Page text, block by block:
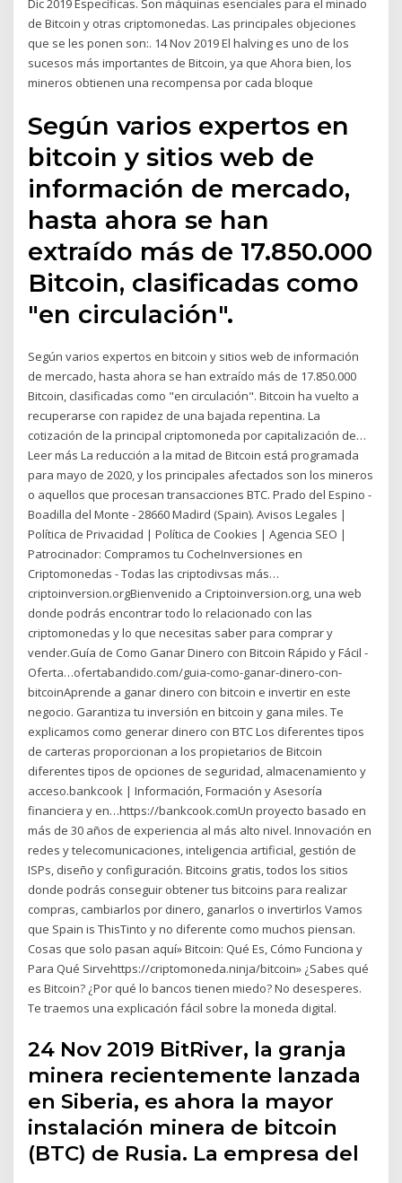
Dic 2019 Específicas. Son máquinas esenciales para el minado
de Bitcoin y otras criptomonedas. Las principales objeciones
que se les ponen son:. 14 Nov 2019 El halving es uno de los
sucesos más importantes de Bitcoin, ya que Ahora bien, los
mineros obtienen una recompensa por cada bloque
Según varios expertos en
bitcoin y sitios web de
información de mercado,
hasta ahora se han
extraído más de 17.850.000
Bitcoin, clasificadas como
"en circulación".
Según varios expertos en bitcoin y sitios web de información
de mercado, hasta ahora se han extraído más de 17.850.000
Bitcoin, clasificadas como "en circulación". Bitcoin ha vuelto a
recuperarse con rapidez de una bajada repentina. La
cotización de la principal criptomoneda por capitalización de…
Leer más La reducción a la mitad de Bitcoin está programada
para mayo de 2020, y los principales afectados son los mineros
o aquellos que procesan transacciones BTC. Prado del Espino -
Boadilla del Monte - 28660 Madird (Spain). Avisos Legales |
Política de Privacidad | Política de Cookies | Agencia SEO |
Patrocinador: Compramos tu CocheInversiones en
Criptomonedas - Todas las criptodivsas más…
criptoinversion.orgBienvenido a Criptoinversion.org, una web
donde podrás encontrar todo lo relacionado con las
criptomonedas y lo que necesitas saber para comprar y
vender.Guía de Como Ganar Dinero con Bitcoin Rápido y Fácil -
Oferta…ofertabandido.com/guia-como-ganar-dinero-con-
bitcoinAprende a ganar dinero con bitcoin e invertir en este
negocio. Garantiza tu inversión en bitcoin y gana miles. Te
explicamos como generar dinero con BTC Los diferentes tipos
de carteras proporcionan a los propietarios de Bitcoin
diferentes tipos de opciones de seguridad, almacenamiento y
acceso.bankcook | Información, Formación y Asesoría
financiera y en…https://bankcook.comUn proyecto basado en
más de 30 años de experiencia al más alto nivel. Innovación en
redes y telecomunicaciones, inteligencia artificial, gestión de
ISPs, diseño y configuración. Bitcoins gratis, todos los sitios
donde podrás conseguir obtener tus bitcoins para realizar
compras, cambiarlos por dinero, ganarlos o invertirlos Vamos
que Spain is ThisTinto y no diferente como muchos piensan.
Cosas que solo pasan aquí» Bitcoin: Qué Es, Cómo Funciona y
Para Qué Sirvehttps://criptomoneda.ninja/bitcoin» ¿Sabes qué
es Bitcoin? ¿Por qué lo bancos tienen miedo? No desesperes.
Te traemos una explicación fácil sobre la moneda digital.
24 Nov 2019 BitRiver, la granja
minera recientemente lanzada
en Siberia, es ahora la mayor
instalación minera de bitcoin
(BTC) de Rusia. La empresa del